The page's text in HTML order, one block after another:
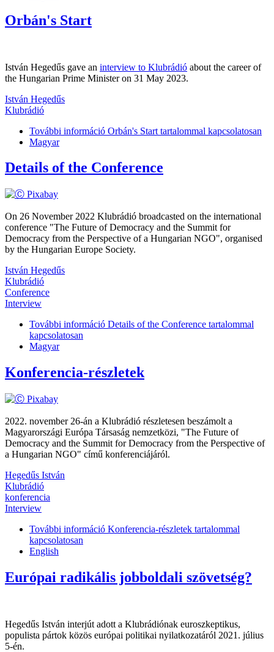
Orbán's Start
István Hegedűs gave an interview to Klubrádió about the career of
the Hungarian Prime Minister on 31 May 2023.
István Hegedűs
Klubrádió
További információ Orbán's Start tartalommal kapcsolatosan
Magyar
Details of the Conference
On 26 November 2022 Klubrádió broadcasted on the international
conference "The Future of Democracy and the Summit for
Democracy from the Perspective of a Hungarian NGO", organised
by the Hungarian Europe Society.
István Hegedűs
Klubrádió
Conference
Interview
További információ Details of the Conference tartalommal
kapcsolatosan
Magyar
Konferencia-részletek
2022. november 26-án a Klubrádió részletesen beszámolt a
Magyarországi Európa Társaság nemzetközi, "The Future of
Democracy and the Summit for Democracy from the Perspective of
a Hungarian NGO" című konferenciájáról.
Hegedűs István
Klubrádió
konferencia
Interview
További információ Konferencia-részletek tartalommal
kapcsolatosan
English
Európai radikális jobboldali szövetség?
Hegedűs István interjút adott a Klubrádiónak euroszkeptikus,
populista pártok közös európai politikai nyilatkozatáról 2021. július
5-én.